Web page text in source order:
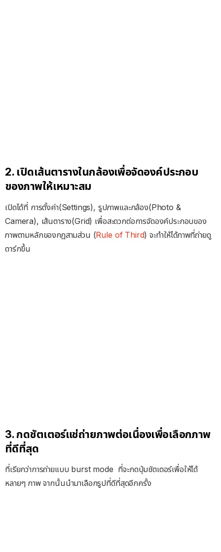
2. เปิดเส้นตารางในกล้องเพื่อจัดองค์ประกอบ
ของภาพให้เหมาะสม
เปิดได้ที่ การตั้งค่า(Settings), รูปภาพและกล้อง(Photo &
Camera), เส้นตาราง(Grid) เพื่อสะดวกต่อการจัดองค์ประกอบของ
ภาพตามหลักของกฎสามส่วน (Rule of Third) จะทำให้ได้ภาพที่ถ่ายดู
ดาร์กขึ้น
3. กดชัตเตอร์แช่ถ่ายภาพต่อเนื่องเพื่อเลือกภาพ
ที่ดีที่สุด
ที่เรียกว่าการถ่ายแบบ burst mode ที่จะกดปุ่มชัตเตอร์เพื่อให้ได้
หลายๆ ภาพ จากนั้นนำมาเลือกรูปที่ดีที่สุดอีกครั้ง